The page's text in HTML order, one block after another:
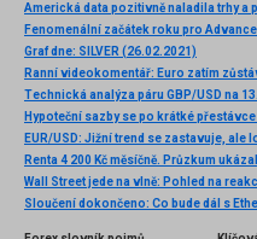
Americká data pozitivně naladila trhy a
Fenomenální začátek roku pro
Graf dne: SILVER (26.02.2021)
Technická analýza páru GBP/USD na
Hypoteční sazby se po krátké
Sloučení dokončeno: Co bude dál s